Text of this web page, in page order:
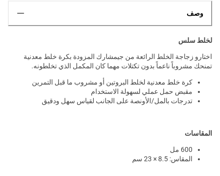
وصف
لخلط سلس
اختارو زجاجة الخلط الرائعة من جيمشارك المزودة بكرة خلط معدنية
تمنحك مشروباً ناعماً بدون تكتلات مهما كان المكمل الذي تخلطونه.
كرة خلط معدنية لخلط البروتين أو مشروب ما قبل التمرين
مقبض حمل عملي لسهولة الاستخدام
تدرجات بالمل/الأونصة على الجانب لقياس سهل ودقيق
المقاسات
600 مل
المقاس: 8.5 × 23 سم